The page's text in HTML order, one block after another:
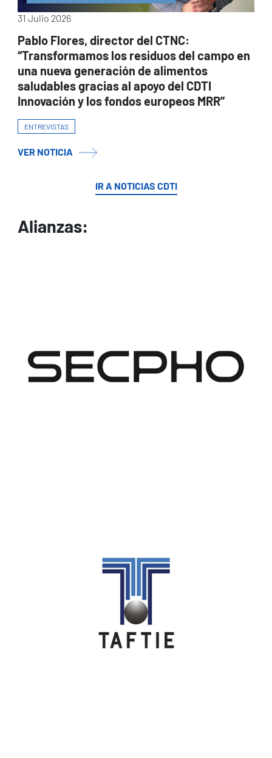
31 Julio 2026
Pablo Flores, director del CTNC:
“Transformamos los residuos del campo en
una nueva generación de alimentos
saludables gracias al apoyo del CDTI
Innovación y los fondos europeos MRR”
ENTREVISTAS
VER NOTICIA
IR A NOTICIAS CDTI
Alianzas: